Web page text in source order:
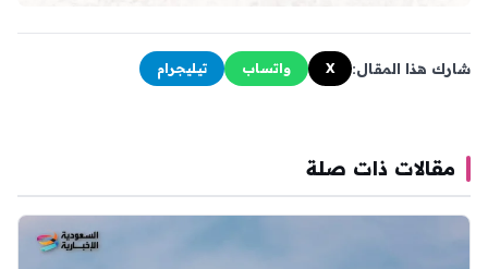
شارك هذا المقال: X واتساب تيليجرام
مقالات ذات صلة